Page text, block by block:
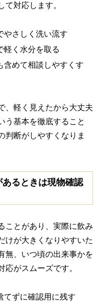
て対応します。
やさしく洗い流す
軽く水分を取る
含めて相談しやすくす
、軽く見えたから大丈夫
う基本を徹底すること
判断がしやすくなりま
るときは現物確認
ことがあり、実際に飲み
けが大きくなりやすいた
無、いつ頃の出来事かを
がスムーズです。
てずに確認用に残す